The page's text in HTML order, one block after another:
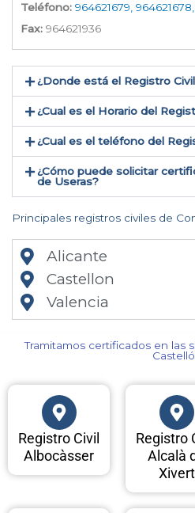
Teléfono: 964621679,
Fax: 964621936
¿Donde está el Registro
¿Cual es el Horario del
¿Cual es el teléfono del
¿Cómo puede solicitar
de Useras​?
Principales registros civiles de
Alicante
Castellon
Valencia
Tramitamos certificados en las
Registro Civil
Albocàsser
Registro
Alcalà
Xivert